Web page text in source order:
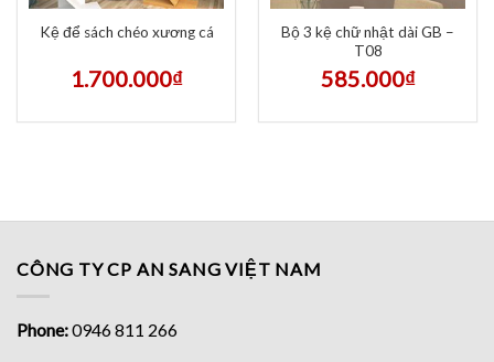
Kệ để sách chéo xương cá
1.700.000₫
Bộ 3 kệ chữ nhật dài GB –
T08
585.000₫
CÔNG TY CP AN SANG VIỆT NAM
Phone:0946 811 266